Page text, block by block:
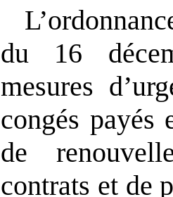
du 16
mesures
congés payés
de
contrats et de